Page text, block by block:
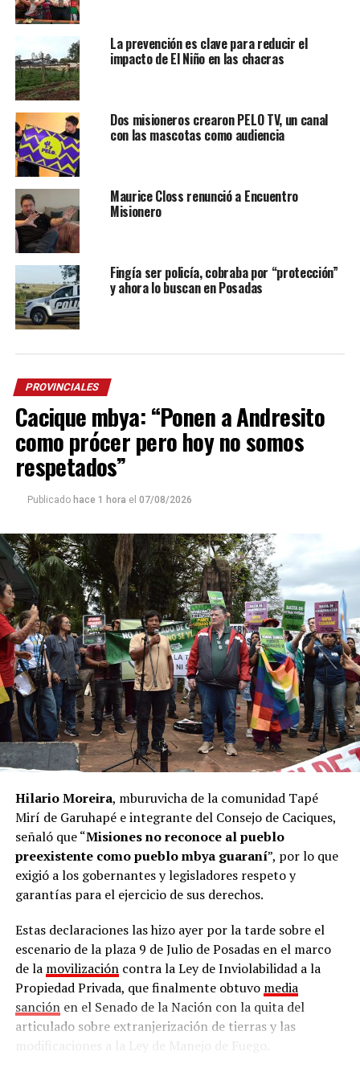
La prevención es clave para reducir el
impacto de El Niño en las chacras
Dos misioneros crearon PELO TV, un canal
con las mascotas como audiencia
Maurice Closs renunció a Encuentro
Misionero
Fingía ser policía, cobraba por “protección”
y ahora lo buscan en Posadas
PROVINCIALES
Cacique mbya: “Ponen a Andresito
como prócer pero hoy no somos
respetados”
Publicado hace 1 hora el 07/08/2026
Hilario Moreira, mburuvicha de la comunidad Tapé
Mirí de Garuhapé e integrante del Consejo de Caciques,
señaló que “Misiones no reconoce al pueblo
preexistente como pueblo mbya guaraní”, por lo que
exigió a los gobernantes y legisladores respeto y
garantías para el ejercicio de sus derechos.
Estas declaraciones las hizo ayer por la tarde sobre el
escenario de la plaza 9 de Julio de Posadas en el marco
de la movilizacióncontra la Ley de Inviolabilidad a la
Propiedad Privada, que finalmente obtuvo media
sanciónen el Senado de la Nación con la quita del
articulado sobre extranjerización de tierras y las
modificaciones a la Ley de Manejo de Fuego.